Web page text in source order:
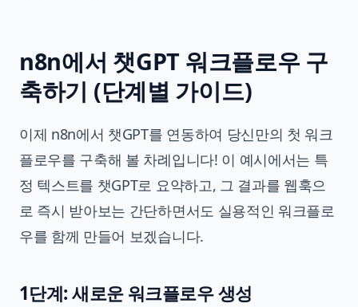
n8n에서 챗GPT 워크플로우 구
축하기 (단계별 가이드)
이제 n8n에서 챗GPT를 연동하여 당신만의 첫 워크
플로우를 구축해 볼 차례입니다! 이 예시에서는 특
정 텍스트를 챗GPT로 요약하고, 그 결과를 웹훅으
로 즉시 받아보는 간단하면서도 실용적인 워크플로
우를 함께 만들어 보겠습니다.
1단계: 새로운 워크플로우 생성